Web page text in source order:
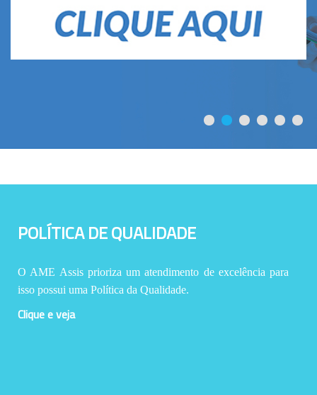
POLÍTICA DE QUALIDADE
O AME Assis prioriza um atendimento de excelência para
isso possui uma Política da Qualidade.
Clique e veja